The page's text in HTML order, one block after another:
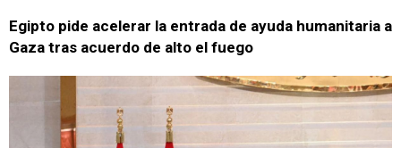
Egipto pide acelerar la entrada de ayuda humanitaria a
Gaza tras acuerdo de alto el fuego